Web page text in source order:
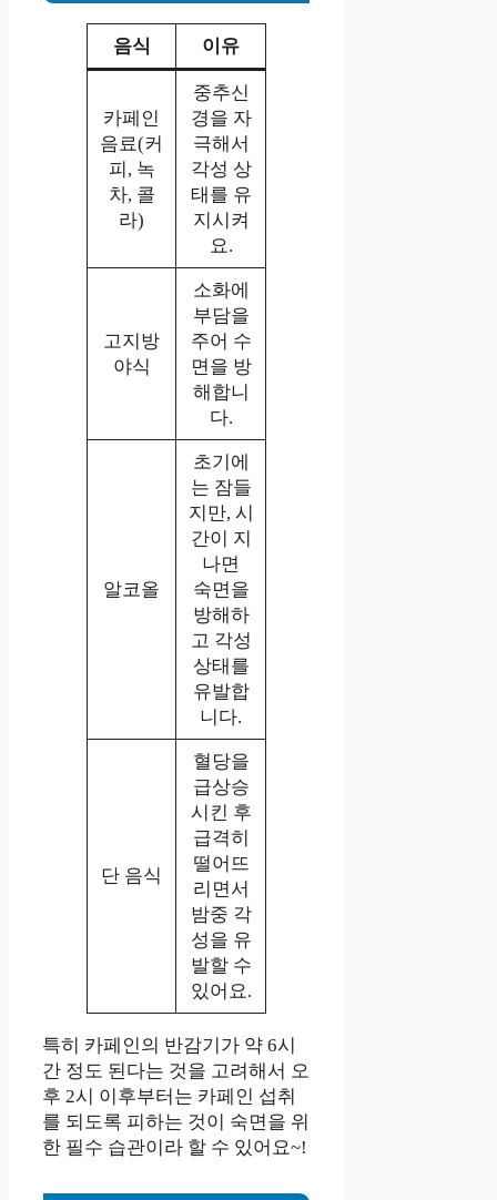
음식 이유
카페인
음료(커
피, 녹
차, 콜
라)
중추신
경을 자
극해서
각성 상
태를 유
지시켜
요.
고지방
야식
소화에
부담을
주어 수
면을 방
해합니
다.
알코올
초기에
는 잠들
지만, 시
간이 지
나면
숙면을
방해하
고 각성
상태를
유발합
니다.
단 음식
혈당을
급상승
시킨 후
급격히
떨어뜨
리면서
밤중 각
성을 유
발할 수
있어요.
특히 카페인의 반감기가 약 6시
간 정도 된다는 것을 고려해서 오
후 2시 이후부터는 카페인 섭취
를 되도록 피하는 것이 숙면을 위
한 필수 습관이라 할 수 있어요~!